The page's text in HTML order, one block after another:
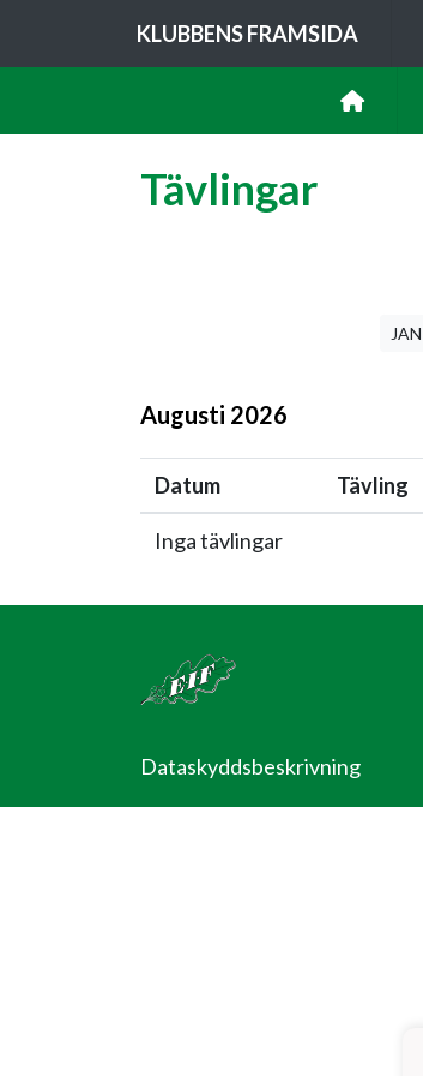
KLUBBENS FRAMSIDA
Tävlingar
JAN
Augusti 2026
Datum Tävling
Inga tävlingar
Dataskyddsbeskrivning